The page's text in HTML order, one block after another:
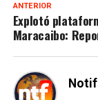
ANTERIOR
Explotó
Maracaibo: